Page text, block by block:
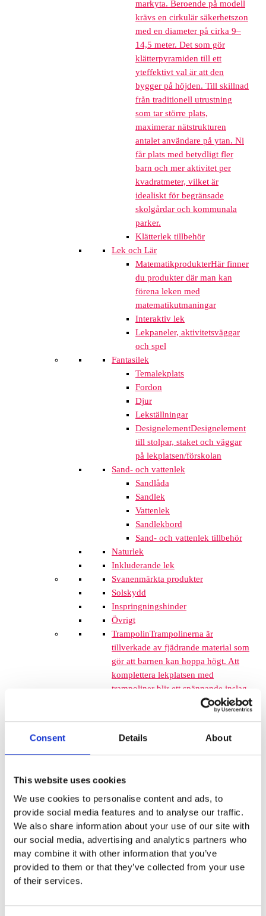
Consent Details About
This website uses cookies
We use cookies to personalise content and ads, to
provide social media features and to analyse our traffic.
We also share information about your use of our site with
our social media, advertising and analytics partners who
may combine it with other information that you’ve
provided to them or that they’ve collected from your use
of their services.
markyta. Beroende på modell
krävs en cirkulär säkerhetszon
med en diameter på cirka 9–
14,5 meter. Det som gör
klätterpyramiden till ett
yteffektivt val är att den
bygger på höjden. Till skillnad
från traditionell utrustning
som tar större plats,
maximerar nätstrukturen
antalet användare på ytan. Ni
får plats med betydligt fler
barn och mer aktivitet per
kvadratmeter, vilket är
idealiskt för begränsade
skolgårdar och kommunala
parker.
Klätterlek tillbehör
Lek och Lär
MatematikprodukterHär finner
du produkter där man kan
förena leken med
matematikutmaningar
Interaktiv lek
Lekpaneler, aktivitetsväggar
och spel
Fantasilek
Temalekplats
Fordon
Djur
Lekställningar
DesignelementDesignelement
till stolpar, staket och väggar
på lekplatsen/förskolan
Sand- och vattenlek
Sandlåda
Sandlek
Vattenlek
Sandlekbord
Sand- och vattenlek tillbehör
Naturlek
Inkluderande lek
Svanenmärkta produkter
Solskydd
Inspringningshinder
Övrigt
TrampolinTrampolinerna är
tillverkade av fjädrande material som
gör att barnen kan hoppa högt. Att
komplettera lekplatsen med
trampoliner blir ett spännande inslag
som de flesta barnen uppskattar. De
tar inte mycket plats och de fälls ner
monteras mellan lekplatsutrustning
där det finns lediga ytor. När barnen
FALLSKYDD & UNDERLAG
Fallskyddsmattor
Euroflex fallskyddsmatta 30
mm - för fallhöjd till och med
1 meter
Euroflex fallskyddsmatta 40
mm - för fallhöjd 1,2 meter
Euroflex fallskyddsmatta 60